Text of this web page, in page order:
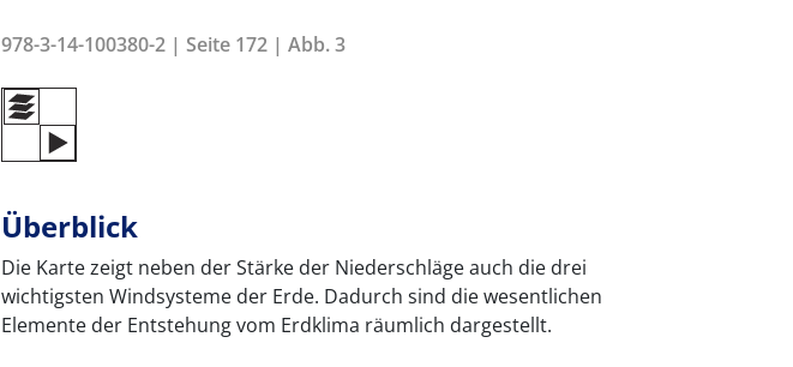
978-3-14-100380-2 | Seite 172 | Abb. 3
Überblick
Die Karte zeigt neben der Stärke der Niederschläge auch die drei
wichtigsten Windsysteme der Erde. Dadurch sind die wesentlichen
Elemente der Entstehung vom Erdklima räumlich dargestellt.